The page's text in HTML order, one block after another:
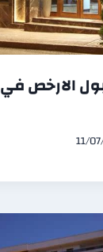
الارخص في
11/